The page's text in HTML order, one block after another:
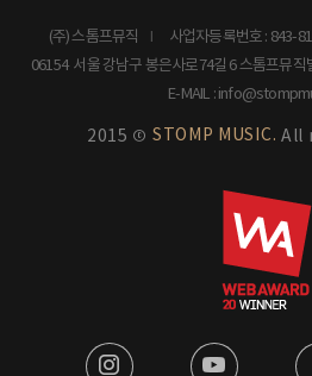
(주) 스톰프뮤직 사업자등록번호 : 843-
06154 서울 강남구 봉은사로74길 6 스톰프뮤직
E-MAIL :
2015 © STOMP MUSIC. All